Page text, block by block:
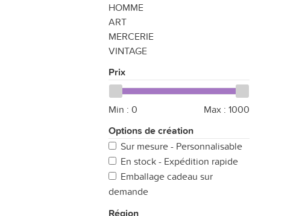
HOMME
ART
MERCERIE
VINTAGE
Prix
Min : 0 Max : 1000
Options de création
Sur mesure - Personnalisable
En stock - Expédition rapide
Emballage cadeau sur
demande